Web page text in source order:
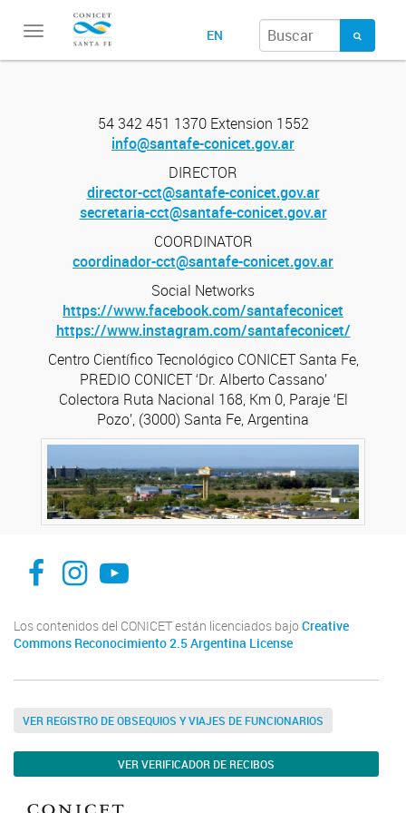
Toggle
EN
54 342 451 1370 Extension 1552
info@santafe-conicet.gov.ar
DIRECTOR
director-cct@santafe-conicet.gov.ar
secretaria-cct@santafe-conicet.gov.ar
COORDINATOR
coordinador-cct@santafe-conicet.gov.ar
Social Networks
https://www.facebook.com/santafeconicet
https://www.instagram.com/santafeconicet/
Centro Científico Tecnológico CONICET Santa Fe,
PREDIO CONICET ‘Dr. Alberto Cassano’
Colectora Ruta Nacional 168, Km 0, Paraje ‘El
Pozo’, (3000) Santa Fe, Argentina
facebook
instagram
Youtube
Los contenidos del CONICET están licenciados bajo Creative
Commons Reconocimiento 2.5 Argentina License
VER REGISTRO DE OBSEQUIOS Y VIAJES DE FUNCIONARIOS
VER VERIFICADOR DE RECIBOS